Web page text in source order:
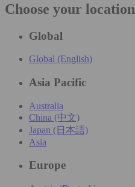
Choose your location
Global
Global (English)
Asia Pacific
Australia
China (中文)
Japan (日本語)
Asia
Europe